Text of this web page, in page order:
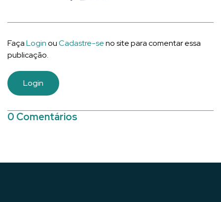
FaçaLoginouCadastre-seno site para comentar essa
publicação.
Login
0 Comentários